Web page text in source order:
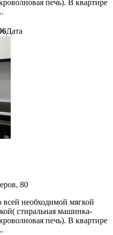
печь). В квартире
Дата
80
необходимой мягкой
стиральная машинка-
печь). В квартире